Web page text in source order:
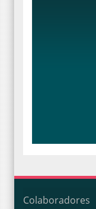
Colaboradores